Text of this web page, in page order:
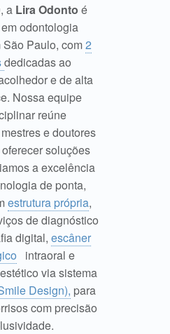
a Lira Odonto é
odontologia
Paulo, com2
dedicadas ao
e de alta
Nossa equipe
reúne
e doutores
soluções
a excelência
de ponta,
estrutura própria,
de diagnóstico
digital, escâner
intraoral e
via sistema
Design), para
com precisão